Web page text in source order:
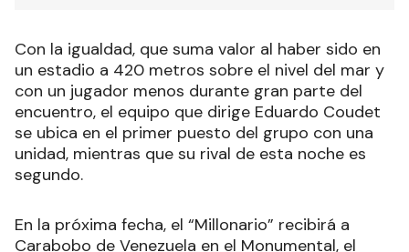
Con la igualdad, que suma valor al haber sido en
un estadio a 420 metros sobre el nivel del mar y
con un jugador menos durante gran parte del
encuentro, el equipo que dirige Eduardo Coudet
se ubica en el primer puesto del grupo con una
unidad, mientras que su rival de esta noche es
segundo.
En la próxima fecha, el “Millonario” recibirá a
Carabobo de Venezuela en el Monumental, el